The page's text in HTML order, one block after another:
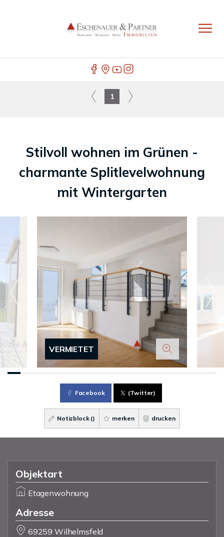
1
Stilvoll wohnen im Grünen -
charmante Splitlevelwohnung
mit Wintergarten
VERMIETET
Facebook (Twitter)
Notizblock () merken drucken
Objektart
Etagenwohnung
Adresse
69259 Wilhelmsfeld